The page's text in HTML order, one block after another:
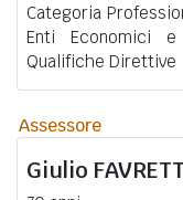
Categoria
Enti Economici
Qualifiche Direttive
Assessore
Giulio